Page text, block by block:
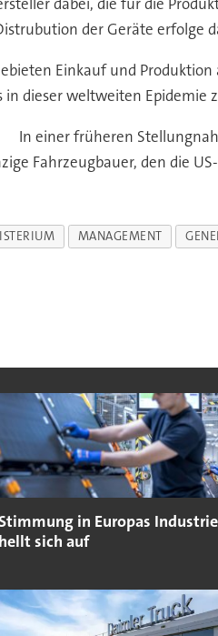
der Geräte erfolge
Einkauf und
in dieser weltweiten
In einer früheren
Fahrzeugbauer, den die
MANAGEMENT
in Europas Industrie
hellt sich auf